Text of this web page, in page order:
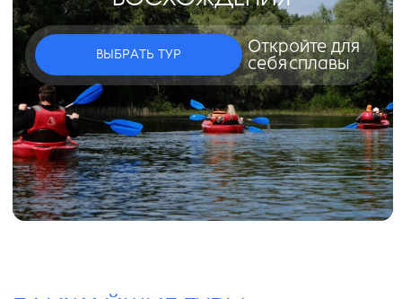
БЛИЖАЙШИЕ ТУРЫ
Дружная компания|